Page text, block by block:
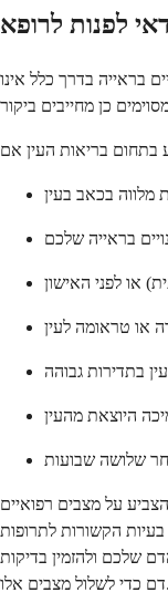
בראייה בדרך כלל אינו
מלווה בכאב בעין
בראייה שלכם
או לפני האישון
או טראומה לעין
בתדירות גבוהה
היוצאת מהעין
שלושה שבועות
על מצבים רפואיים
הקשורות לתרופות
שלכם ולהזמין בדיקות
דם כדי לשלול מצבים אלו.